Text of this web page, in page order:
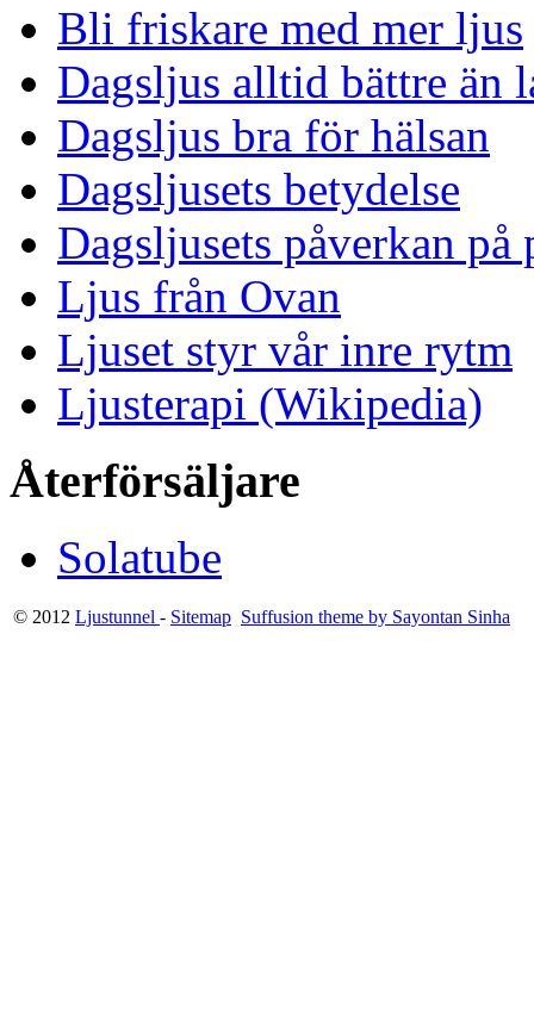
Bli friskare med mer ljus
Dagsljus alltid bättre än
Dagsljus bra för hälsan
Dagsljusets betydelse
Dagsljusets påverkan på
Ljus från Ovan
Ljuset styr vår inre rytm
Ljusterapi (Wikipedia)
Återförsäljare
Solatube
© 2012 Ljustunnel - Sitemap Suffusion theme by Sayontan Sinha